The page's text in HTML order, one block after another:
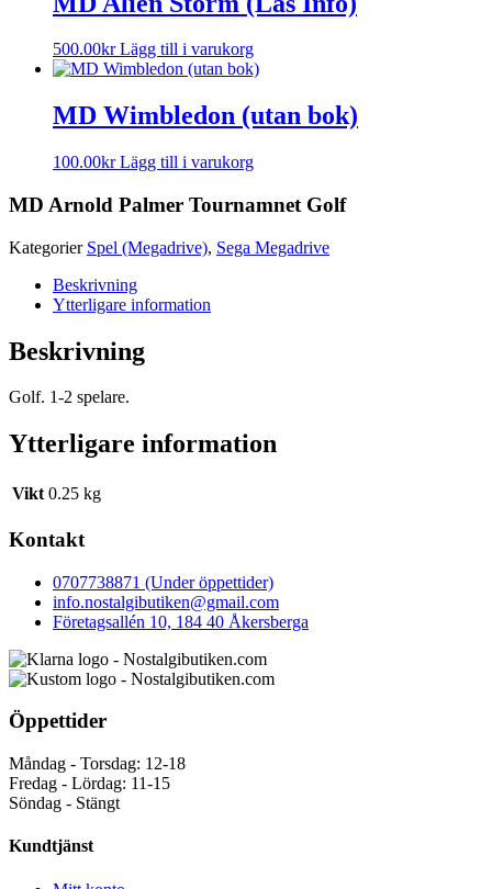
500.00kr Lägg till i varukorg
MD Wimbledon (utan bok)
100.00kr Lägg till i varukorg
MD Arnold Palmer Tournamnet Golf
Kategorier Spel (Megadrive), Sega Megadrive
Beskrivning
Ytterligare information
Beskrivning
Golf. 1-2 spelare.
Ytterligare information
Vikt 0.25 kg
Kontakt
0707738871 (Under öppettider)
info.nostalgibutiken@gmail.com
Företagsallén 10, 184 40 Åkersberga
Öppettider
Måndag - Torsdag: 12-18
Fredag - Lördag: 11-15
Söndag - Stängt
Kundtjänst